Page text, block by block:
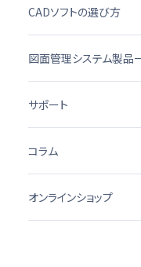
CADソフトの選び方
図面管理システム製品
サポート
コラム
オンラインショップ